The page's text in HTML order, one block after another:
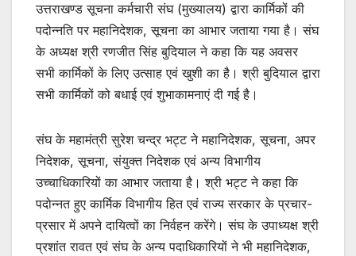
उत्तराखण्ड सूचना कर्मचारी संघ (मुख्यालय) द्वारा कार्मिकों की
पदोन्नति पर महानिदेशक, सूचना का आभार जताया गया है। संघ
के अध्यक्ष श्री रणजीत सिंह बुदियाल ने कहा कि यह अवसर
सभी कार्मिकों के लिए उत्साह एवं खुशी का है। श्री बुदियाल द्वारा
सभी कार्मिकों को बधाई एवं शुभाकामनाएं दी गई है।
संघ के महामंत्री सुरेश चन्द्र भट्ट ने महानिदेशक, सूचना, अपर
निदेशक, सूचना, संयुक्त निदेशक एवं अन्य विभागीय
उच्चाधिकारियों का आभार जताया है। श्री भट्ट ने कहा कि
पदोन्नत हुए कार्मिक विभागीय हित एवं राज्य सरकार के प्रचार-
प्रसार में अपने दायित्वों का निर्वहन करेंगे। संघ के उपाध्यक्ष श्री
प्रशांत रावत एवं संघ के अन्य पदाधिकारियों ने भी महानिदेशक,